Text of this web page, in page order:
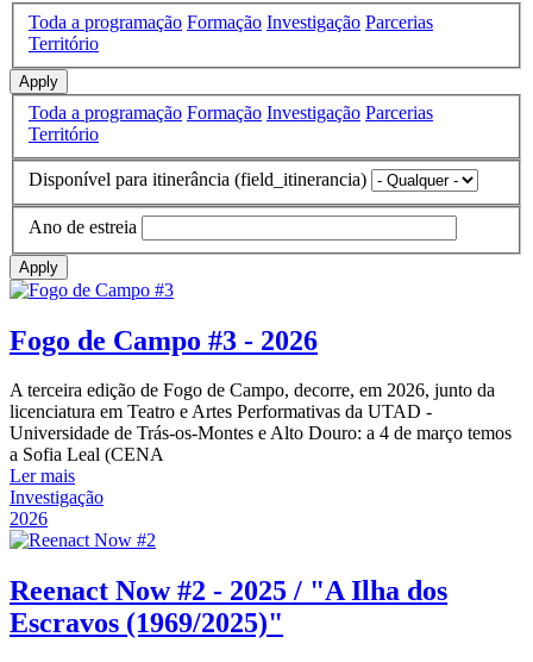
Toda a programação Formação Investigação Parcerias
Território
Apply
Toda a programação Formação Investigação Parcerias
Território
Disponível para itinerância (field_itinerancia)
Ano de estreia
Apply
Fogo de Campo #3 - 2026
A terceira edição de Fogo de Campo, decorre, em 2026, junto da
licenciatura em Teatro e Artes Performativas da UTAD -
Universidade de Trás-os-Montes e Alto Douro: a 4 de março temos
a Sofia Leal (CENA
Ler mais
Investigação
2026
Reenact Now #2 - 2025 / "A Ilha dos
Escravos (1969/2025)"